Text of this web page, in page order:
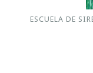
ESCUELA DE